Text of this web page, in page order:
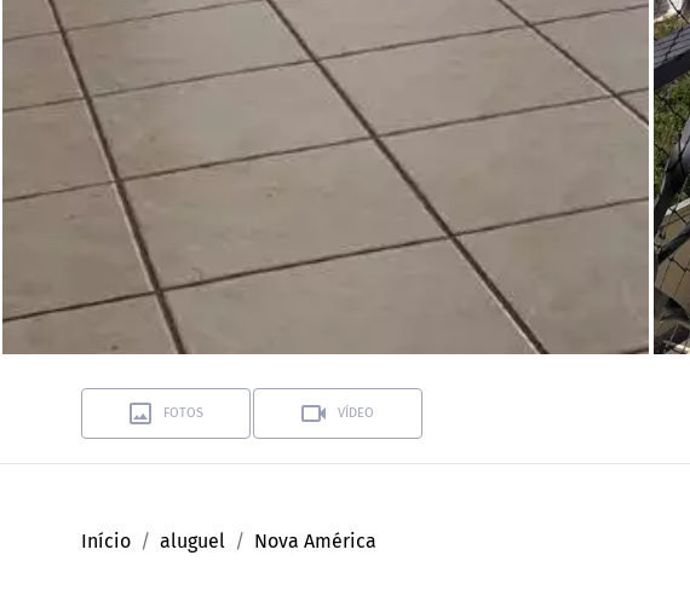
FOTOS VÍDEO
Início aluguel Nova América